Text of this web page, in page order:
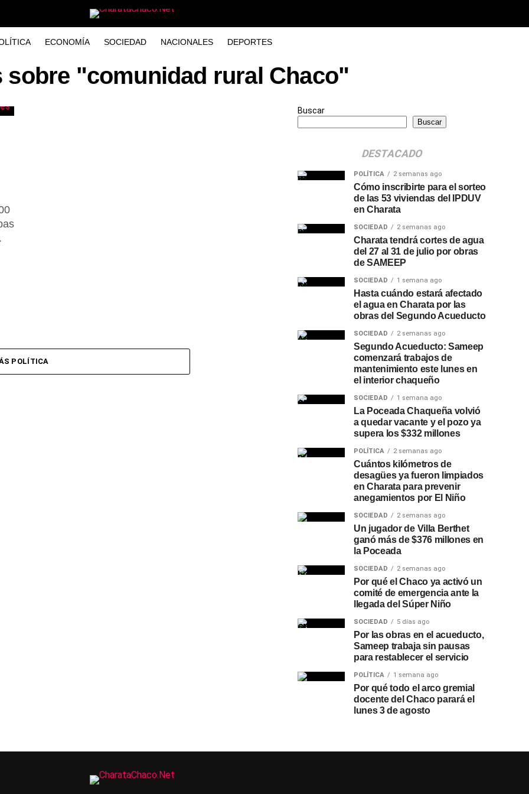
ECONOMÍA SOCIEDAD NACIONALES DEPORTES
sobre "comunidad rural Chaco"
POLÍTICA
Buscar
Buscar
DESTACADO
POLÍTICA 2 semanas ago
Cómo inscribirte para el sorteo
de las 53 viviendas del IPDUV
en Charata
SOCIEDAD 2 semanas ago
Charata tendrá cortes de agua
del 27 al 31 de julio por obras
de SAMEEP
SOCIEDAD 1 semana ago
Hasta cuándo estará afectado
el agua en Charata por las
obras del Segundo Acueducto
SOCIEDAD 2 semanas ago
Segundo Acueducto: Sameep
comenzará trabajos de
mantenimiento este lunes en
el interior chaqueño
SOCIEDAD 1 semana ago
La Poceada Chaqueña volvió
a quedar vacante y el pozo ya
supera los $332 millones
POLÍTICA 2 semanas ago
Cuántos kilómetros de
desagües ya fueron limpiados
en Charata para prevenir
anegamientos por El Niño
SOCIEDAD 2 semanas ago
Un jugador de Villa Berthet
ganó más de $376 millones en
la Poceada
SOCIEDAD 2 semanas ago
Por qué el Chaco ya activó un
comité de emergencia ante la
llegada del Súper Niño
SOCIEDAD 5 días ago
Por las obras en el acueducto,
Sameep trabaja sin pausas
para restablecer el servicio
POLÍTICA 1 semana ago
Por qué todo el arco gremial
docente del Chaco parará el
lunes 3 de agosto